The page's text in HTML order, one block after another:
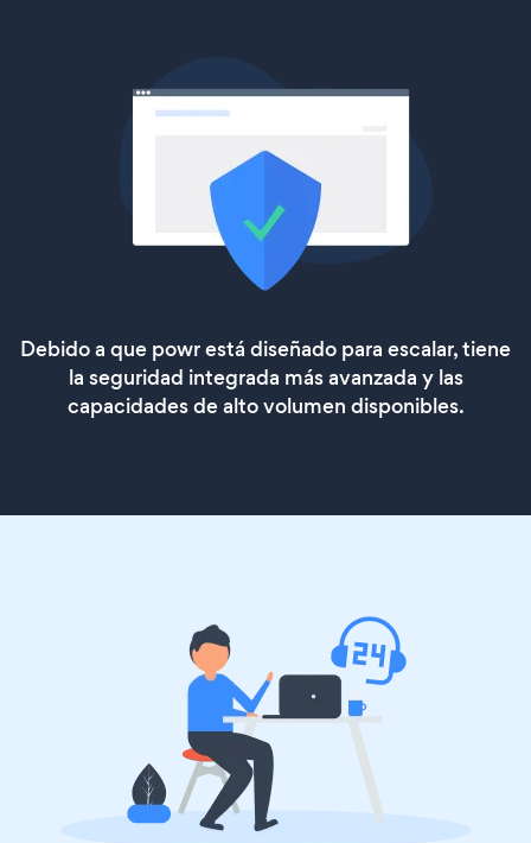
Debido a que powr está diseñado para escalar, tiene
la seguridad integrada más avanzada y las
capacidades de alto volumen disponibles.